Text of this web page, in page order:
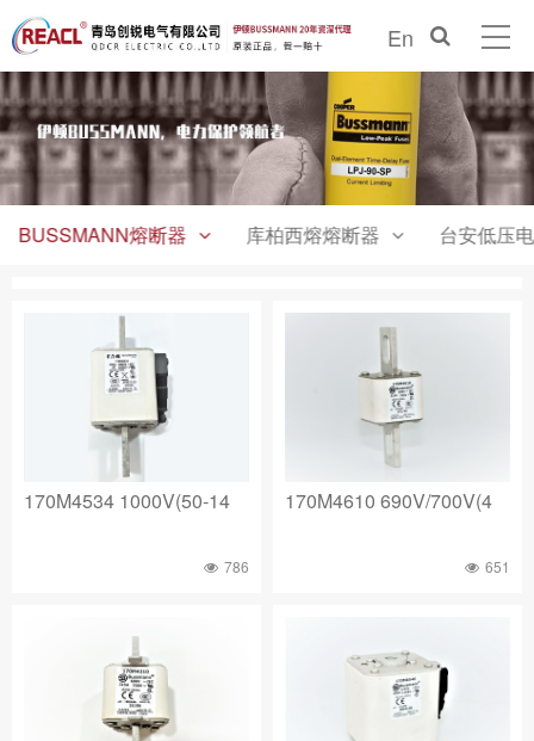
En
BUSSMANN熔断器 库柏西熔熔断器 台安低压
170M4534 1000V(50-14
786
170M4610 690V/700V(4
651